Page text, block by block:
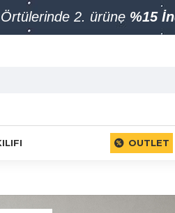
2. ürüne %15
OUTLET